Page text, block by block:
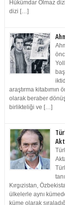
Hükümdar Olmaz
dizi […]
araştırma kitabımın
olarak beraber
birlikteliği ve […]
Kırgızistan,
ülkelerle aynı
küme olarak